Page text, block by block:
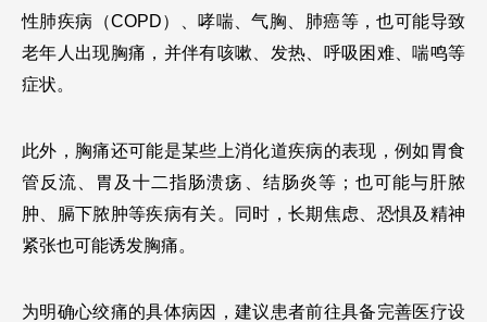
性肺疾病（COPD）、哮喘、气胸、肺癌等，也可能导致
老年人出现胸痛，并伴有咳嗽、发热、呼吸困难、喘鸣等
症状。
此外，胸痛还可能是某些上消化道疾病的表现，例如胃食
管反流、胃及十二指肠溃疡、结肠炎等；也可能与肝脓
肿、膈下脓肿等疾病有关。同时，长期焦虑、恐惧及精神
紧张也可能诱发胸痛。
为明确心绞痛的具体病因，建议患者前往具备完善医疗设